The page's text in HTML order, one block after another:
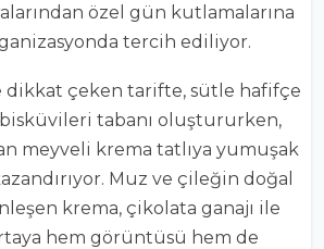
özel gün kutlamalarına
tercih ediliyor.
dikkat çeken tarifte, sütle hafifçe
bisküvileri tabanı oluştururken,
meyveli krema tatlıya yumuşak
Muz ve çileğin doğal
krema, çikolata ganajı ile
hem görüntüsü hem de